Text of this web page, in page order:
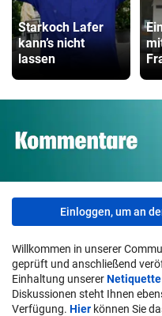
Starkoch Lafer
kann’s nicht
lassen
Einloggen, um an
Willkommen in unserer
geprüft und anschließend
Einhaltung unsererNetiquette
Diskussionen steht Ihnen
Verfügung. Hier können Sie